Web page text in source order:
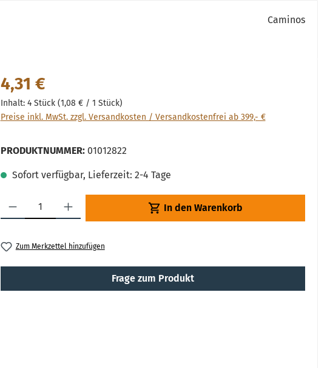
Caminos
Regulärer Preis:
4,31 €
Inhalt: 4 Stück (1,08 € / 1 Stück)
Preise inkl. MwSt. zzgl. Versandkosten / Versandkostenfrei ab 399,- €
PRODUKTNUMMER: 01012822
Sofort verfügbar, Lieferzeit: 2-4 Tage
Produkt Anzahl: Gib den gewünschten Wert ein oder benutze die Schaltflächen um
In den Warenkorb
Zum Merkzettel hinzufügen
Frage zum Produkt